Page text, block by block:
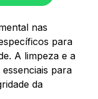
nas
para
A limpeza e a
para
da